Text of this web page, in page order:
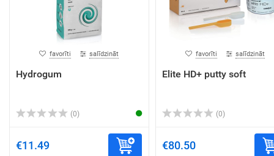
favorīti salīdzināt
Hydrogum
(0)
€11.49
favorīti salīdzināt
Elite HD+ putty soft
(0)
€80.50